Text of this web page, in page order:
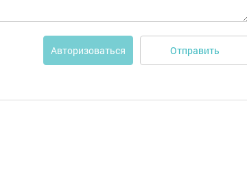
Авторизоваться Отправить